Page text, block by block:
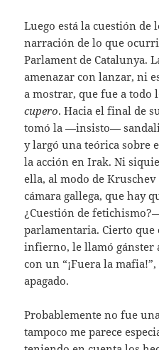
Luego está la cuestión de
narración de lo que
Parlament de Catalunya.
amenazar con lanzar, ni
a mostrar, que fue a todo
cupero. Hacia el final de
tomó la —insisto—
y largó una teórica sobre
la acción en Irak. Ni
ella, al modo de
cámara gallega, que hay
¿Cuestión de
parlamentaria. Cierto que
infierno, le llamó gánster
con un “¡Fuera la
apagado.
Probablemente no fue
tampoco me parece